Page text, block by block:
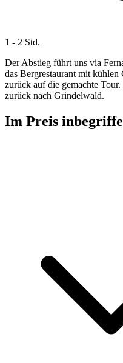
1 - 2 Std.
Der Abstieg führt uns via
das Bergrestaurant mit
zurück auf die gemachte
zurück nach Grindelwald.
Im Preis